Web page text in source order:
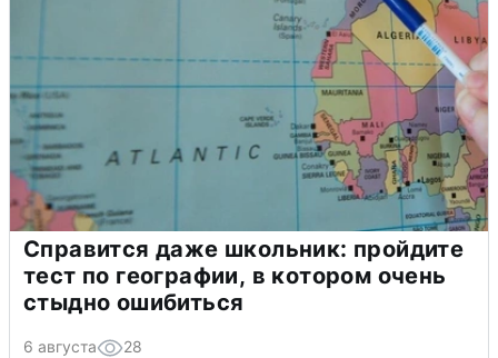
Справится даже школьник: пройдите
тест по географии, в котором очень
стыдно ошибиться
6 августа 28